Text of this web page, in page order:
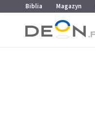
Przejdź do menu głównego
Przejdź do treści
Biblia Magazyn